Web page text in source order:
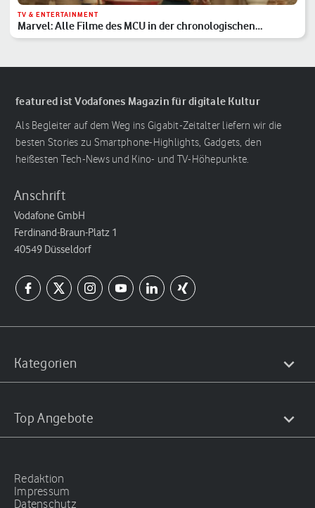
TV & ENTERTAINMENT
Marvel: Alle Filme des MCU in der chronologischen
Reihenfolge
featured ist Vodafones Magazin für digitale Kultur
Als Begleiter auf dem Weg ins Gigabit-Zeitalter liefern wir die
besten Stories zu Smartphone-Highlights, Gadgets, den
heißesten Tech-News und Kino- und TV-Höhepunkte.
Anschrift
Vodafone GmbH
Ferdinand-Braun-Platz 1
40549 Düsseldorf
Kategorien
Top Angebote
Redaktion
Impressum
Datenschutz